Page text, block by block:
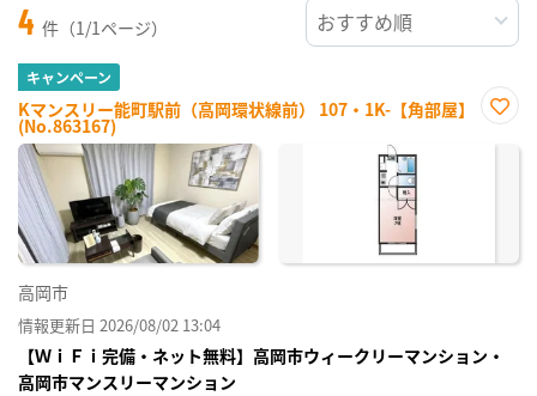
4 件（1/1ページ）
キャンペーン
Kマンスリー能町駅前（高岡環状線前） 107・1K-【角部屋】
(No.863167)
に入
高岡市
情報更新日 2026/08/02 13:04
【ＷｉＦｉ完備・ネット無料】高岡市ウィークリーマンション・
高岡市マンスリーマンション